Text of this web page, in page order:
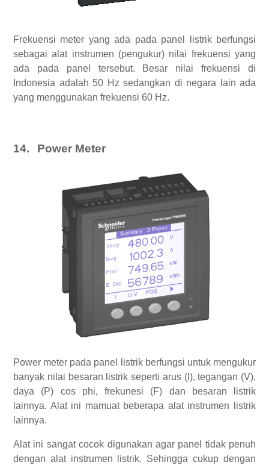
Frekuensi meter yang ada pada panel listrik berfungsi
sebagai alat instrumen (pengukur) nilai frekuensi yang
ada pada panel tersebut. Besar nilai frekuensi di
Indonesia adalah 50 Hz sedangkan di negara lain ada
yang menggunakan frekuensi 60 Hz.
14. Power Meter
Power meter pada panel listrik berfungsi untuk mengukur
banyak nilai besaran listrik seperti arus (I), tegangan (V),
daya (P) cos phi, frekunesi (F) dan besaran listrik
lainnya. Alat ini mamuat beberapa alat instrumen listrik
lainnya.
Alat ini sangat cocok digunakan agar panel tidak penuh
dengan alat instrumen listrik. Sehingga cukup dengan